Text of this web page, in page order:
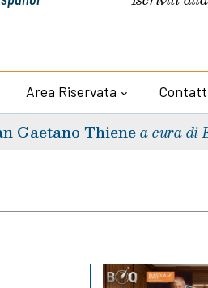
Area Riservata
Gaetano Thiene a cura di